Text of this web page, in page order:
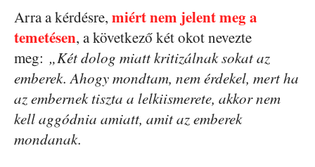
Arra a kérdésre, miért nem jelent meg a
temetésen, a következő két okot nevezte
meg: „Két dolog miatt kritizálnak sokat az
emberek. Ahogy mondtam, nem érdekel, mert ha
az embernek tiszta a lelkiismerete, akkor nem
kell aggódnia amiatt, amit az emberek
mondanak.